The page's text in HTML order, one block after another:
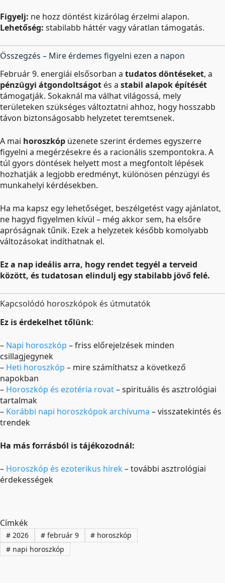
Figyelj: ne hozz döntést kizárólag érzelmi alapon.
Lehetőség: stabilabb háttér vagy váratlan támogatás.
Összegzés – Mire érdemes figyelni ezen a napon
Február 9. energiái elsősorban a tudatos döntéseket, a
pénzügyi átgondoltságot és a stabil alapok építését
támogatják. Sokaknál ma válhat világossá, mely
területeken szükséges változtatni ahhoz, hogy hosszabb
távon biztonságosabb helyzetet teremtsenek.
A mai horoszkóp üzenete szerint érdemes egyszerre
figyelni a megérzésekre és a racionális szempontokra. A
túl gyors döntések helyett most a megfontolt lépések
hozhatják a legjobb eredményt, különösen pénzügyi és
munkahelyi kérdésekben.
Ha ma kapsz egy lehetőséget, beszélgetést vagy ajánlatot,
ne hagyd figyelmen kívül – még akkor sem, ha elsőre
apróságnak tűnik. Ezek a helyzetek később komolyabb
változásokat indíthatnak el.
Ez a nap ideális arra, hogy rendet tegyél a terveid
között, és tudatosan elindulj egy stabilabb jövő felé.
Kapcsolódó horoszkópok és útmutatók
Ez is érdekelhet tőlünk:
– Napi horoszkóp – friss előrejelzések minden
csillagjegynek
– Heti horoszkóp – mire számíthatsz a következő
napokban
– Horoszkóp és ezotéria rovat– spirituális és asztrológiai
tartalmak
– Korábbi napi horoszkópok archívuma – visszatekintés és
trendek
Ha más forrásból is tájékozodnál:
– Horoszkóp és ezoterikus hírek– további asztrológiai
érdekességek
Címkék
#2026 #február 9 # horoszkóp
#napi horoszkóp